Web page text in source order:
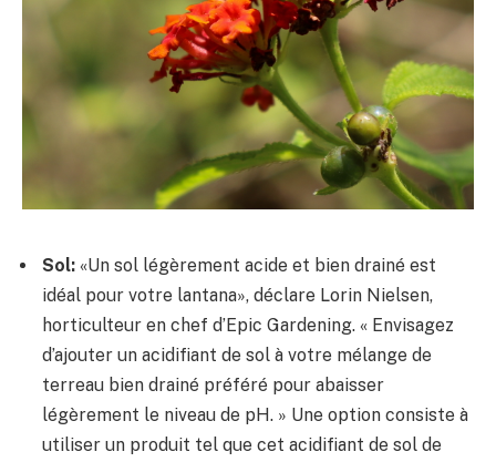
Sol: «Un sol légèrement acide et bien drainé est
idéal pour votre lantana», déclare Lorin Nielsen,
horticulteur en chef d’Epic Gardening. « Envisagez
d’ajouter un acidifiant de sol à votre mélange de
terreau bien drainé préféré pour abaisser
légèrement le niveau de pH. » Une option consiste à
utiliser un produit tel que cet acidifiant de sol de